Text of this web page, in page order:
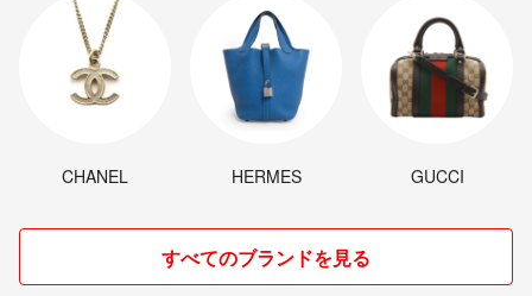
CHANEL HERMES GUCCI
すべてのブランドを見る